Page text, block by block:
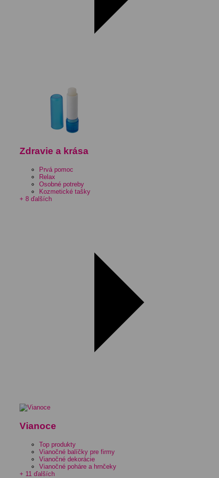
Zdravie a krása
Prvá pomoc
Relax
Osobné potreby
Kozmetické tašky
+ 8 ďalších
Vianoce
Top produkty
Vianočné balíčky pre firmy
Vianočné dekorácie
Vianočné poháre a hrnčeky
+ 11 ďalších